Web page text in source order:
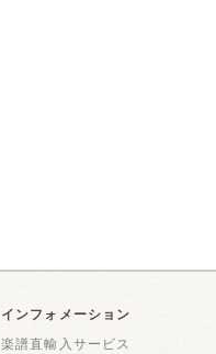
インフォメーション
楽譜直輸入サービス